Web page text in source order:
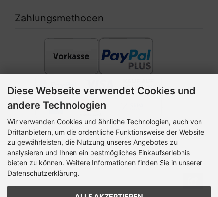
Zahlungsmethoden
Newsletter-Anmeldung
E-Mail-Adresse:
Diese Webseite verwendet Cookies und
andere Technologien
Wir verwenden Cookies und ähnliche Technologien, auch von
Drittanbietern, um die ordentliche Funktionsweise der Website
zu gewährleisten, die Nutzung unseres Angebotes zu
analysieren und Ihnen ein bestmögliches Einkaufserlebnis
bieten zu können. Weitere Informationen finden Sie in unserer
Datenschutzerklärung.